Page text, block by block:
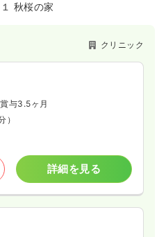
秋桜の家
クリニック
賞与3.5ヶ月
）
詳細を見る